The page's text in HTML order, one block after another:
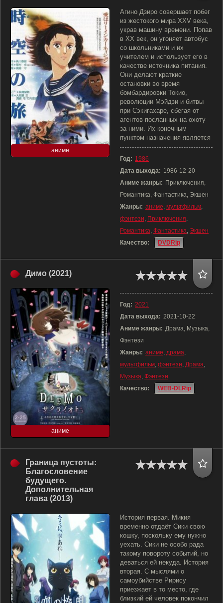
аниме
Агино Дзиро совершает побег
из жестокого мира XXV века,
украв машину времени. Попав
в XX век, он угоняет автобус
со школьниками и их
учителем и использует его в
качестве источника питания.
Они делают краткие
остановки во время
бомбардировки Токио,
революции Мэйдзи и битвы
при Сэкигахаре, сбегая от
агентов посланных на охоту
за ними. Их конечным
пунктом назначения является
Год: 1986
Дата выхода: 1986-12-20
Аниме жанры: Приключения,
Романтика, Фантастика, Экшен
Жанры: аниме, мультфильм,
фэнтези, Приключения,
Романтика, Фантастика, Экшен
Качество:
DVDRip
Димо (2021)
аниме
Год: 2021
Дата выхода: 2021-10-22
Аниме жанры: Драма, Музыка,
Фэнтези
Жанры: аниме, драма,
мультфильм, фэнтези, Драма,
Музыка, Фэнтези
Качество:
WEB-DLRip
Граница пустоты:
Благословение
будущего.
Дополнительная
глава (2013)
История первая. Микия
временно отдаёт Сики свою
кошку, поскольку ему нужно
уехать. Сики не особо рада
такому повороту событий, но
деваться ей некуда. История
вторая. С мыслями о
самоубийстве Рирису
приезжает в то место, где
близкий ей человек покончил